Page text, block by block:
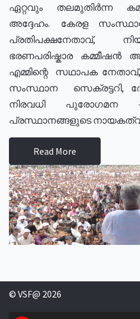
ഏറ്റവും തലമുതിർന്ന
അദ്ദേഹം. കേരള
പ്രതിപക്ഷനേതാവ്,
ഭരണപരിഷ്കാര
എമ്മിന്റെ സഥാപക
സംസ്ഥാന സെക്രട്ടറി,
നിരവധി
പ്രസ്ഥാനങ്ങളുടെ
Read More
© VSF@ 2026